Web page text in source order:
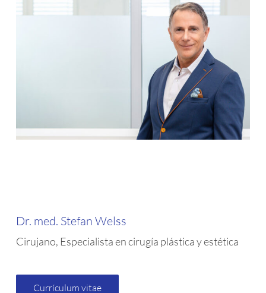
Dr. med. Stefan Welss
Cirujano, Especialista en cirugía plástica y estética
Currículum vitae